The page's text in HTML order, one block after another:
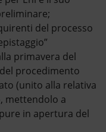
del processo
primavera del
procedimento
(unito alla relativa
mettendolo a
in apertura del